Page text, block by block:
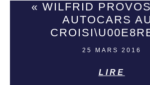
« WILFRID
AUTOCARS
25 MARS 2016
LIRE